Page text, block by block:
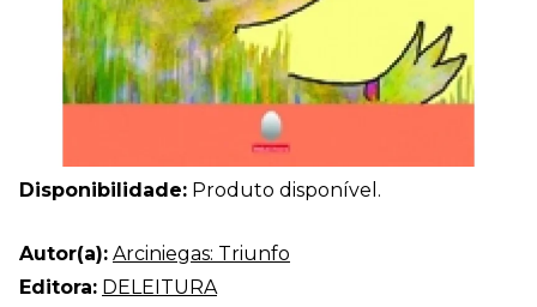
Disponibilidade: Produto disponível.
Autor(a): Arciniegas: Triunfo
Editora: DELEITURA